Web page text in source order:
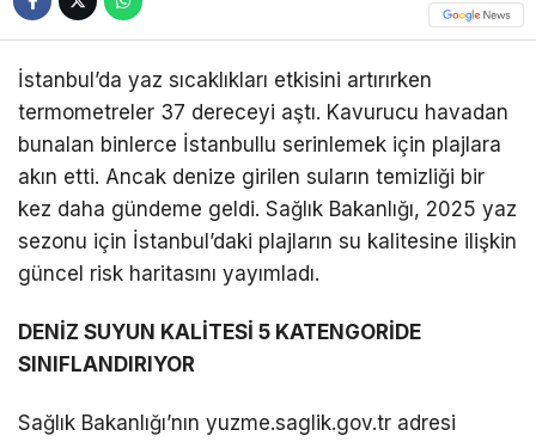
İstanbul’da yaz sıcaklıkları etkisini artırırken
termometreler 37 dereceyi aştı. Kavurucu havadan
bunalan binlerce İstanbullu serinlemek için plajlara
akın etti. Ancak denize girilen suların temizliği bir
kez daha gündeme geldi. Sağlık Bakanlığı, 2025 yaz
sezonu için İstanbul’daki plajların su kalitesine ilişkin
güncel risk haritasını yayımladı.
DENİZ SUYUN KALİTESİ 5 KATENGORİDE
SINIFLANDIRIYOR
Sağlık Bakanlığı’nın yuzme.saglik.gov.tr adresi